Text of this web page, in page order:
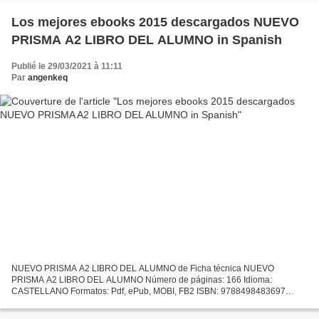
Los mejores ebooks 2015 descargados NUEVO
PRISMA A2 LIBRO DEL ALUMNO in Spanish
Publié le 29/03/2021 à 11:11
Par angenkeq
NUEVO PRISMA A2 LIBRO DEL ALUMNO de Ficha técnica NUEVO
PRISMA A2 LIBRO DEL ALUMNO Número de páginas: 166 Idioma:
CASTELLANO Formatos: Pdf, ePub, MOBI, FB2 ISBN: 9788498483697
mejores...